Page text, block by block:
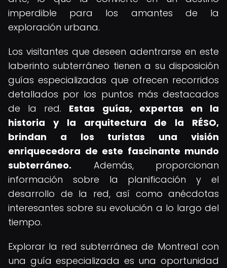
imperdible para los amantes de la
exploración urbana.
Los visitantes que deseen adentrarse en este
laberinto subterráneo tienen a su disposición
guías especializadas que ofrecen recorridos
detallados por los puntos más destacados
de la red. Estas guías, expertas en la
historia y la arquitectura de la RÉSO,
brindan a los turistas una visión
enriquecedora de este fascinante mundo
subterráneo. Además, proporcionan
información sobre la planificación y el
desarrollo de la red, así como anécdotas
interesantes sobre su evolución a lo largo del
tiempo.
Explorar la red subterránea de Montreal con
una guía especializada es una oportunidad